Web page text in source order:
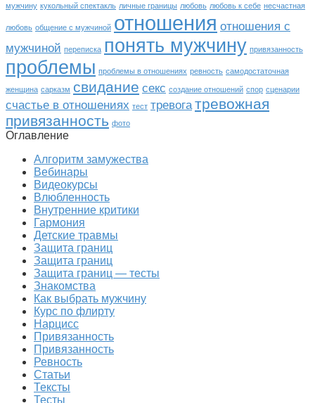
мужчину кукольный спектакль личные границы любовь любовь к себе несчастная
любовь общение с мужчиной отношения отношения с
мужчиной переписка понять мужчину привязанность
проблемы проблемы в отношениях ревность самодостаточная
женщина сарказм свидание секс создание отношений спор сценарии
счастье в отношениях тест тревога тревожная
привязанность фото
Оглавление
Алгоритм замужества
Вебинары
Видеокурсы
Влюбленность
Внутренние критики
Гармония
Детские травмы
Защита границ
Защита границ
Защита границ — тесты
Знакомства
Как выбрать мужчину
Курс по флирту
Нарцисс
Привязанность
Привязанность
Ревность
Статьи
Тексты
Тесты